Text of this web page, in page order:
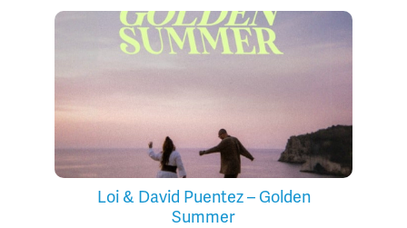
Loi & David Puentez – Golden
Summer